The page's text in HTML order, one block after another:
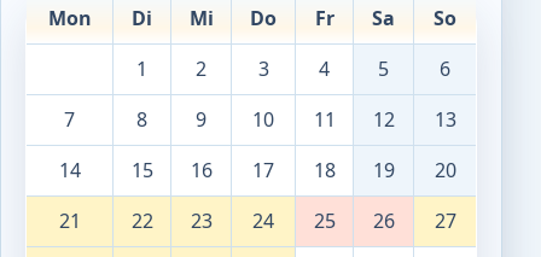
Mon Di Mi Do Fr Sa
So
1
2 3 4 5
6
7
8 9 10 11 12
13
14
15 16 17 18 19
20
21
22 23 24 25 26
27